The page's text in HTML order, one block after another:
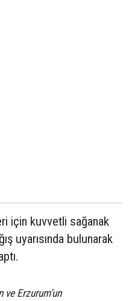
için kuvvetli sağanak
uyarısında bulunarak
ve Erzurum’un